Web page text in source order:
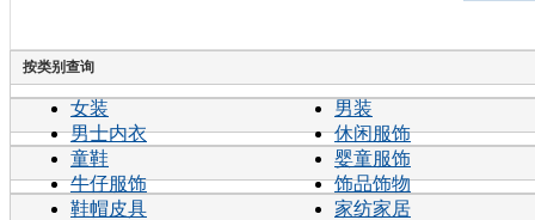
按类别查询
女装
男装
男士内衣
休闲服饰
童鞋
婴童服饰
牛仔服饰
饰品饰物
鞋帽皮具
家纺家居